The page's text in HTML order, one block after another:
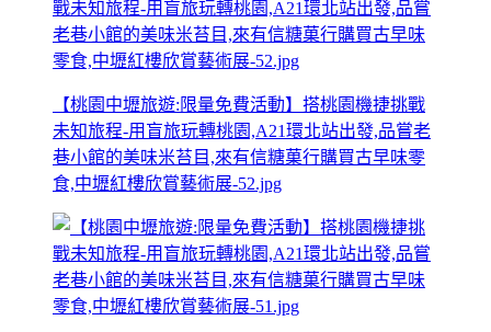
【桃園中壢旅遊:限量免費活動】搭桃園機捷挑戰
未知旅程-用盲旅玩轉桃園,A21環北站出發,品嘗老
巷小館的美味米苔目,來有信糖菓行購買古早味零
食,中壢紅樓欣賞藝術展-52.jpg